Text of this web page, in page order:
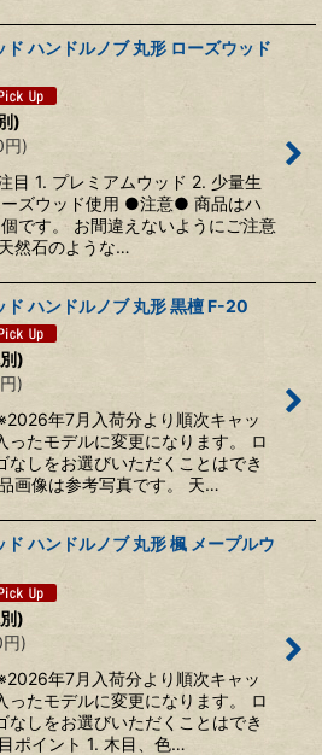
ド ハンドルノブ 丸形 ローズウッド
)
円)
目 1. プレミアムウッド 2. 少量生
ズウッド使用 ●注意● 商品はハ
です。 お間違えないようにご注意
然石のような…
ド ハンドルノブ 丸形 黒檀 F-20
)
円)
年7月入荷分より順次キャッ
ったモデルに変更になります。 ロ
なしをお選びいただくことはでき
画像は参考写真です。 天…
ド ハンドルノブ 丸形 楓 メープルウ
)
円)
年7月入荷分より順次キャッ
ったモデルに変更になります。 ロ
なしをお選びいただくことはでき
ポイント 1. 木目、色…